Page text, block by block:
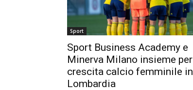
Sport
Sport Business Academy e
Minerva Milano insieme per
crescita calcio femminile in
Lombardia